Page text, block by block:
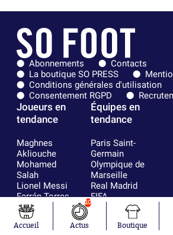
Abonnements
Contacts
La boutique SO PRESS
Conditions générales d'utilisation
Consentement RGPD
Joueurs en
tendance
Maghnes
Akliouche
Mohamed
Salah
Lionel Messi
Ferrán Torres
Kilian Corredor
Franco
Mastantuono
Équipes en
tendance
Paris Saint-
Germain
Olympique de
Marseille
Real Madrid
FIFA
Olympique
AS Monaco
Accueil
10
Actus Boutique